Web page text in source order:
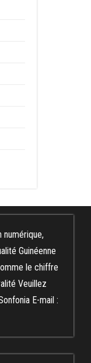
numérique,
Guinéenne
le chiffre
Veuillez
E-mail :